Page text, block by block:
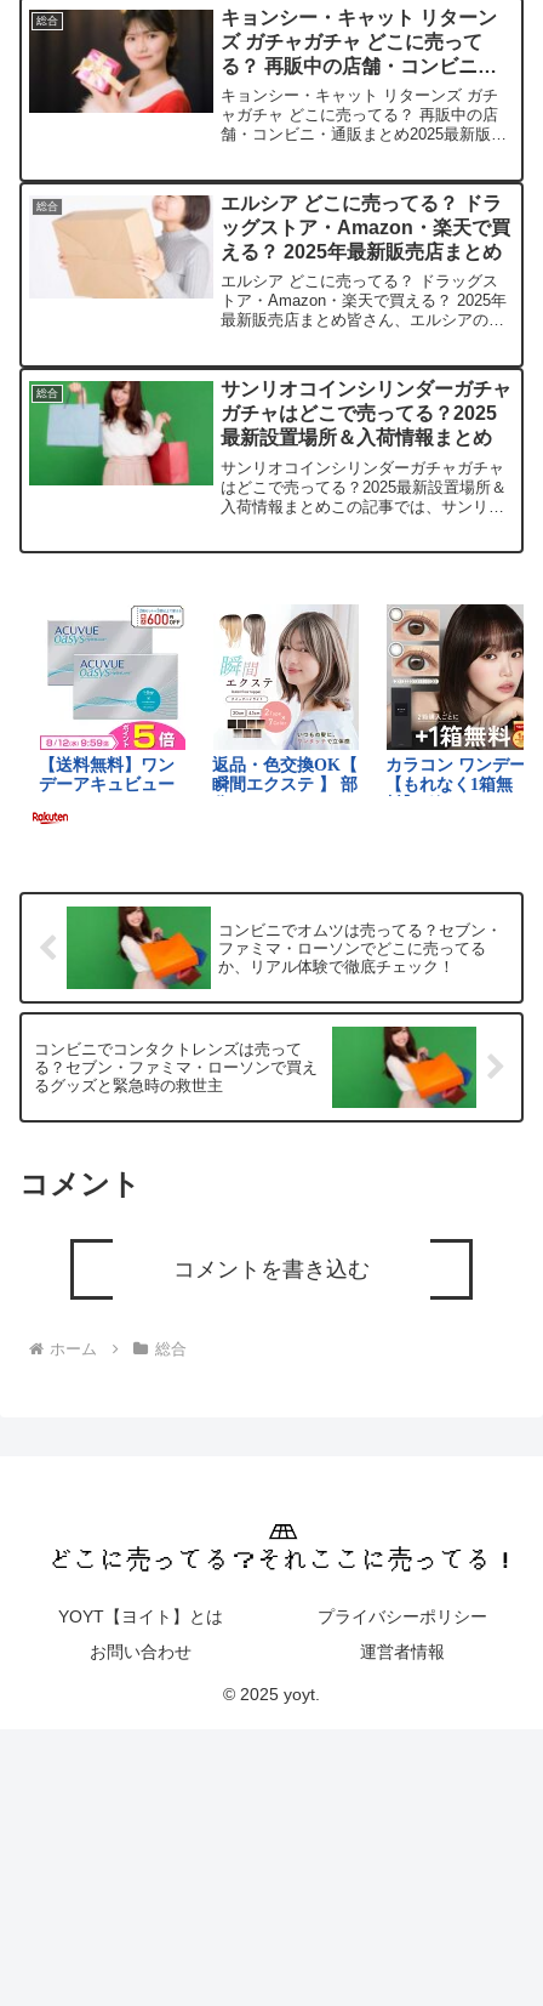
総合
キョンシー・キャット リターン
ズ ガチャガチャ どこに売って
る？ 再販中の店舗・コンビニ・
通販まとめ2025最新版
キョンシー・キャット リターンズ ガチ
ャガチャ どこに売ってる？ 再販中の店
舗・コンビニ・通販まとめ2025最新版キ
の記事では、そんな人気ガチャの取扱店
や平均価格、安...
総合
エルシア どこに売ってる？ ドラ
ッグストア・Amazon・楽天で買
える？ 2025年最新販売店まとめ
エルシア どこに売ってる？ ドラッグス
トア・Amazon・楽天で買える？ 2025年
最新販売店まとめ皆さん、エルシアの魅
いる取扱店や、平均的な値段、安く買え
る場所などを...
総合
サンリオコインシリンダーガチャ
ガチャはどこで売ってる？2025
最新設置場所＆入荷情報まとめ
サンリオコインシリンダーガチャガチャ
はどこで売ってる？2025最新設置場所＆
入荷情報まとめこの記事では、サンリオ
コンビニでオムツは売ってる？セブン・
ファミマ・ローソンでどこに売ってる
か、リアル体験で徹底チェック！
コンビニでコンタクトレンズは売って
る？セブン・ファミマ・ローソンで買え
るグッズと緊急時の救世主
コメント
コメントを書き込む
ホーム 総合
YOYT【ヨイト】とは
プライバシーポリシー
お問い合わせ
運営者情報
© 2025 yoyt.